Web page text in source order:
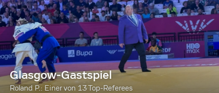
Glasgow-Gastspiel
Roland P.: Einer von 13 Top-Referees